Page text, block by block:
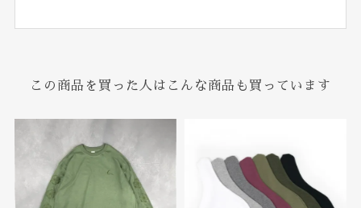
この商品を買った人はこんな商品も買っています